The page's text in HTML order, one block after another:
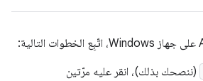
(ننصحك بذلك)، انقر عليه مرّتين